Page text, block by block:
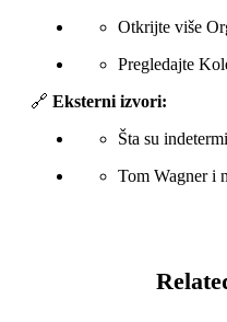
Otkrijte više
Pregledajte
🔗 Eksterni izvori:
Šta su
Tom Wagner i